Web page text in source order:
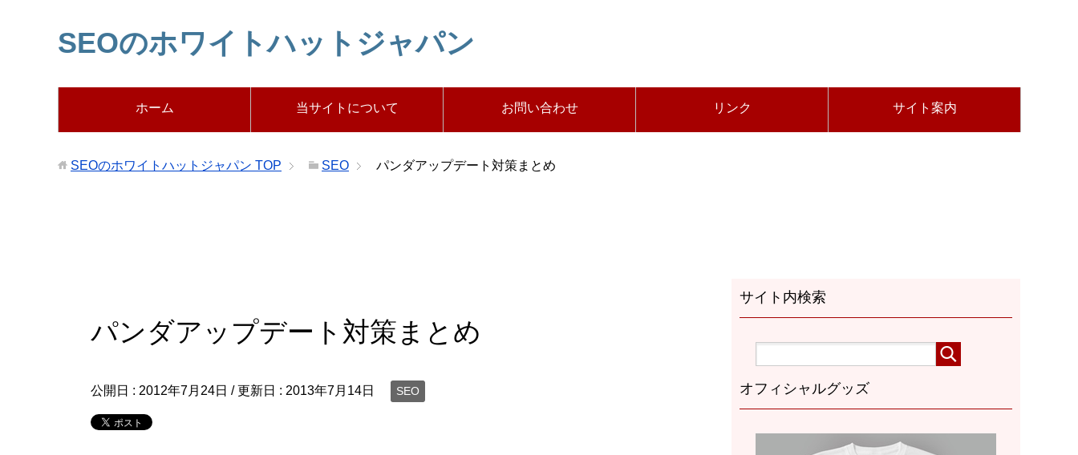
SEOのホワイトハットジャパン
ホーム 当サイトについて お問い合わせ リンク サイト案内
SEOのホワイトハットジャパン TOP SEO パンダアップデート対策まとめ
パンダアップデート対策まとめ
公開日 : 2012年7月24日 / 更新日 : 2013年7月14日 SEO
サイト内検索
オフィシャルグッズ